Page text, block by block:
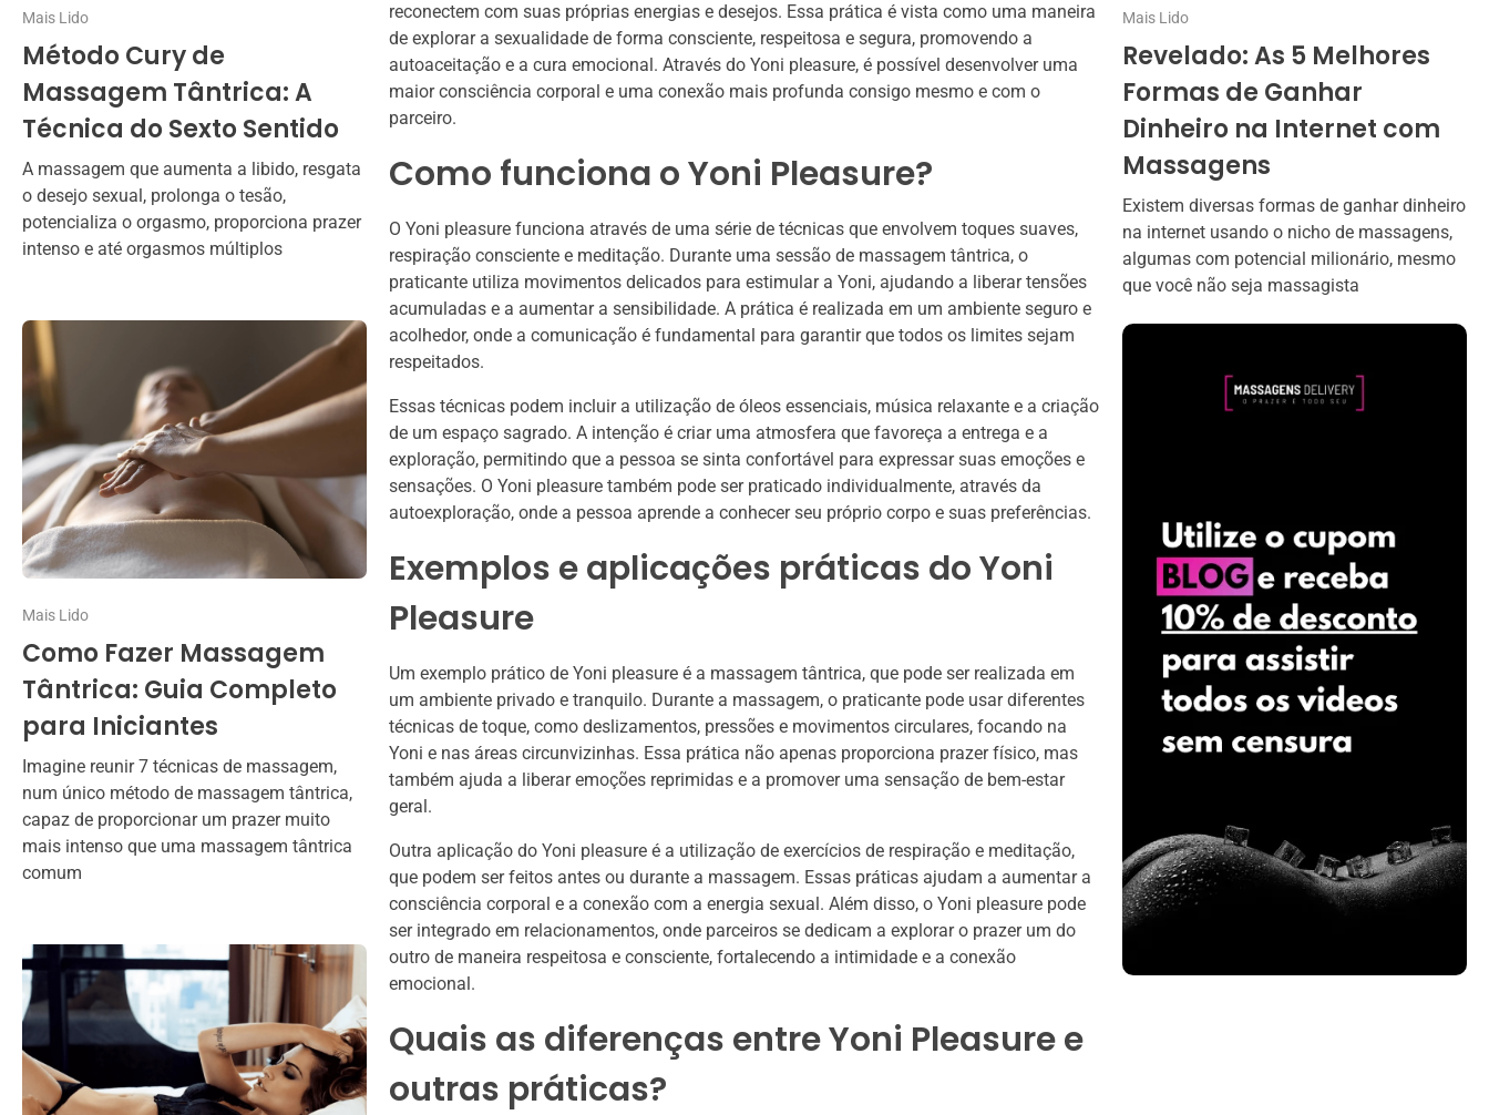
Mais Lido
Método Cury de
Massagem Tântrica: A
Técnica do Sexto Sentido
A massagem que aumenta a libido, resgata
o desejo sexual, prolonga o tesão,
potencializa o orgasmo, proporciona prazer
intenso e até orgasmos múltiplos
Mais Lido
Como Fazer Massagem
Tântrica: Guia Completo
para Iniciantes
Imagine reunir 7 técnicas de massagem,
num único método de massagem tântrica,
capaz de proporcionar um prazer muito
mais intenso que uma massagem tântrica
comum
reconectem com suas próprias energias e desejos. Essa prática é vista como uma maneira
de explorar a sexualidade de forma consciente, respeitosa e segura, promovendo a
autoaceitação e a cura emocional. Através do Yoni pleasure, é possível desenvolver uma
maior consciência corporal e uma conexão mais profunda consigo mesmo e com o
parceiro.
Como funciona o Yoni Pleasure?
O Yoni pleasure funciona através de uma série de técnicas que envolvem toques suaves,
respiração consciente e meditação. Durante uma sessão de massagem tântrica, o
praticante utiliza movimentos delicados para estimular a Yoni, ajudando a liberar tensões
acumuladas e a aumentar a sensibilidade. A prática é realizada em um ambiente seguro e
acolhedor, onde a comunicação é fundamental para garantir que todos os limites sejam
respeitados.
Essas técnicas podem incluir a utilização de óleos essenciais, música relaxante e a criação
de um espaço sagrado. A intenção é criar uma atmosfera que favoreça a entrega e a
exploração, permitindo que a pessoa se sinta confortável para expressar suas emoções e
sensações. O Yoni pleasure também pode ser praticado individualmente, através da
autoexploração, onde a pessoa aprende a conhecer seu próprio corpo e suas preferências.
Exemplos e aplicações práticas do Yoni
Pleasure
Um exemplo prático de Yoni pleasure é a massagem tântrica, que pode ser realizada em
um ambiente privado e tranquilo. Durante a massagem, o praticante pode usar diferentes
técnicas de toque, como deslizamentos, pressões e movimentos circulares, focando na
Yoni e nas áreas circunvizinhas. Essa prática não apenas proporciona prazer físico, mas
também ajuda a liberar emoções reprimidas e a promover uma sensação de bem-estar
geral.
Outra aplicação do Yoni pleasure é a utilização de exercícios de respiração e meditação,
que podem ser feitos antes ou durante a massagem. Essas práticas ajudam a aumentar a
consciência corporal e a conexão com a energia sexual. Além disso, o Yoni pleasure pode
ser integrado em relacionamentos, onde parceiros se dedicam a explorar o prazer um do
outro de maneira respeitosa e consciente, fortalecendo a intimidade e a conexão
emocional.
Quais as diferenças entre Yoni Pleasure e
outras práticas?
Mais Lido
Revelado: As 5 Melhores
Formas de Ganhar
Dinheiro na Internet com
Massagens
Existem diversas formas de ganhar dinheiro
na internet usando o nicho de massagens,
algumas com potencial milionário, mesmo
que você não seja massagista